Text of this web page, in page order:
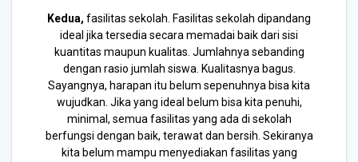
Kedua, fasilitas sekolah. Fasilitas sekolah dipandang
ideal jika tersedia secara memadai baik dari sisi
kuantitas maupun kualitas. Jumlahnya sebanding
dengan rasio jumlah siswa. Kualitasnya bagus.
Sayangnya, harapan itu belum sepenuhnya bisa kita
wujudkan. Jika yang ideal belum bisa kita penuhi,
minimal, semua fasilitas yang ada di sekolah
berfungsi dengan baik, terawat dan bersih. Sekiranya
kita belum mampu menyediakan fasilitas yang